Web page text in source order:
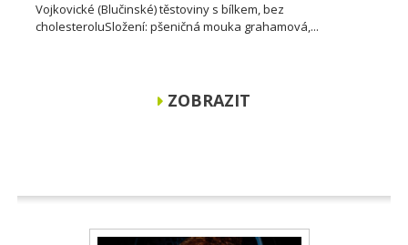
Vojkovické (Blučinské) těstoviny s bílkem, bez
cholesteroluSložení: pšeničná mouka grahamová,...
ZOBRAZIT